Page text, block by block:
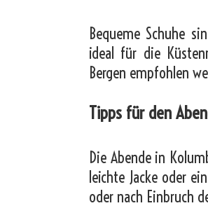
Bequeme Schuhe
ideal für die
Bergen empfohlen
Tipps für den
Die Abende in
leichte Jacke oder
oder nach Einbruch